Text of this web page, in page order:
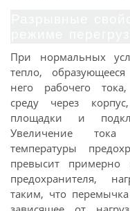
При нормальных
тепло,
него рабочего
среду через
площадки и
Увеличение
температуры
превысит
предохранителя,
таким, что